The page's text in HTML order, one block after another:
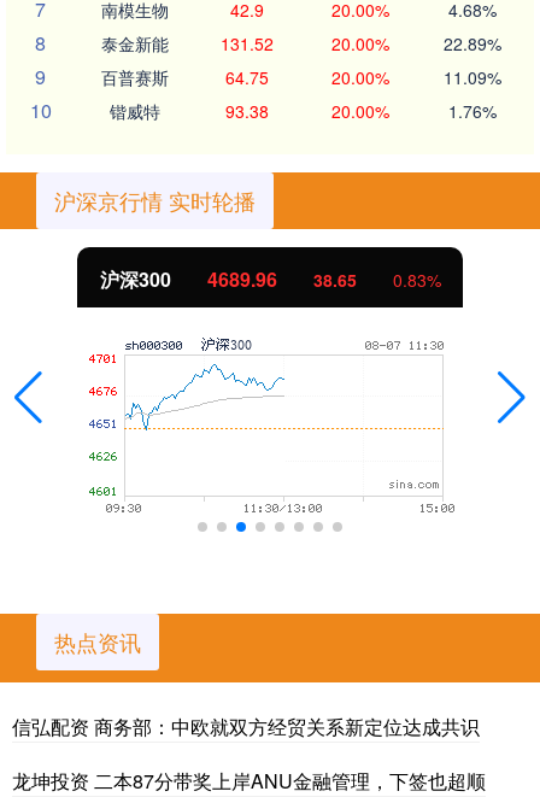
7 南模生物 42.9 20.00% 4.68%
8 泰金新能 131.52 20.00% 22.89%
9 百普赛斯 64.75 20.00% 11.09%
10 锴威特 93.38 20.00% 1.76%
沪深京行情 实时轮播
北证50 1129.72
热点资讯
信弘配资 商务部：中欧就双方经贸关系新定位达成共识
龙坤投资 二本87分带奖上岸ANU金融管理，下签也超顺